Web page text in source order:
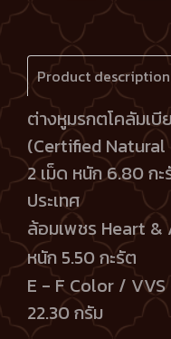
Product description
ต่างหูมรกตโคลัมเบี
(Certified
2 เม็ด หนัก 6.80 ก
ประเทศ
ล้อมเพชร Heart &
หนัก 5.50 กะรัต
E - F Color / VVS
22.30 กรัม